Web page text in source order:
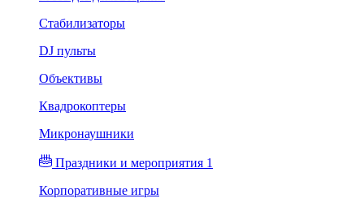
Стабилизаторы
DJ пульты
Объективы
Квадрокоптеры
Микронаушники
Праздники и мероприятия 1
Корпоративные игры